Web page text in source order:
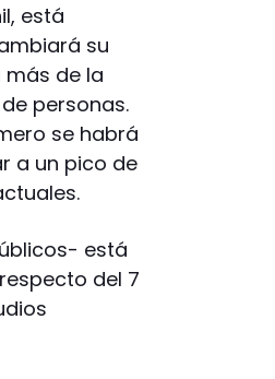
está
su
más de la
personas.
se habrá
a un pico de
está
del 7